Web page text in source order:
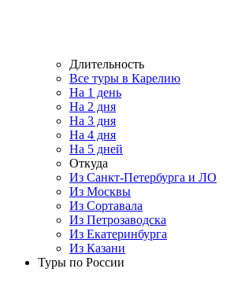
Длительность
Все туры в Карелию
На 1 день
На 2 дня
На 3 дня
На 4 дня
На 5 дней
Откуда
Из Санкт-Петербурга и ЛО
Из Москвы
Из Сортавала
Из Петрозаводска
Из Екатеринбурга
Из Казани
Туры по России